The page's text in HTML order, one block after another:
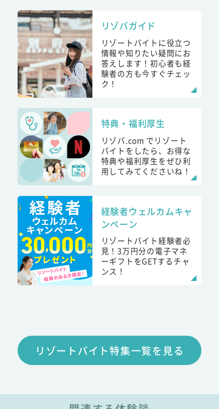
リゾバガイド
リゾートバイトに役立つ
情報や知りたい疑問にお
答えします！初心者も経
験者の方も今すぐチェッ
ク！
特典・福利厚生
リゾバ.com でリゾート
バイトをしたら、お得な
特典や福利厚生をぜひ利
用してみてくださいね！
経験者ウェルカムキャ
ンペーン
リゾートバイト経験者必
見！3万円分の電子マネ
ーギフトをGETするチャ
ンス！
リゾートバイト特集一覧を見る